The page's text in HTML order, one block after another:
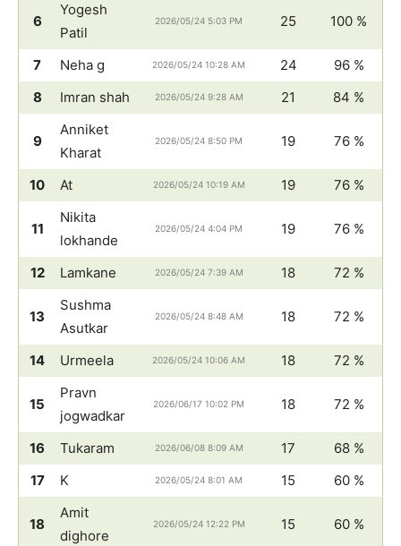
6
Yogesh
Patil
2026/05/24 5:03 PM 25 100 %
7 Neha g 2026/05/24 10:28 AM 24
96 %
8
Imran shah 2026/05/24 9:28 AM 21 84 %
9
Anniket
Kharat
2026/05/24 8:50 PM 19 76 %
10 At 2026/05/24 10:19 AM 19 76 %
11
Nikita
lokhande
2026/05/24 4:04 PM 19 76 %
12 Lamkane 2026/05/24 7:39 AM 18 72 %
13
Sushma
Asutkar
2026/05/24 8:48 AM 18 72 %
14 Urmeela 2026/05/24 10:06 AM 18 72 %
15
Pravn
jogwadkar
2026/06/17 10:02 PM 18 72 %
16 Tukaram 2026/06/08 8:09 AM 17
68 %
17
K 2026/05/24 8:01 AM 15 60 %
18
Amit
dighore
2026/05/24 12:22 PM 15 60 %